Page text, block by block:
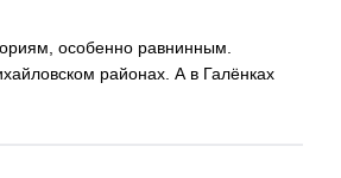
особенно равнинным.
районах. А в Галёнках